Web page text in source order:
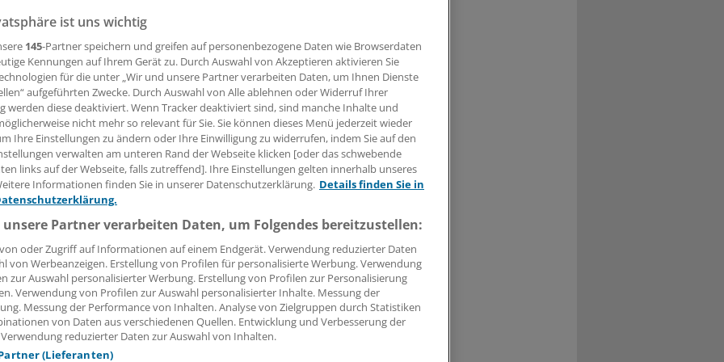
der Länderkammern haben für Berufsunfähigkeitsrenten
Bedingungen. Bei der Zahnärztekammer in Niedersachsen gilt: Die
muss dauerhaft sein.
Leserin, lieber Leser,
Beitrag können Sie lesen, sobald Sie sich eingeloggt haben.
Jetzt anmelden »
Kostenlos registrieren »
vergessen?
Problem beim Login?
ist mit wenigen Klicks erledigt und kostenlos.
des kostenlosen Login:
ist uns wichtig
145-Partner speichern und greifen auf personenbezogene Daten wie Browserdaten
Kennungen auf Ihrem Gerät zu. Durch Auswahl von Akzeptieren aktivieren Sie
für die unter „Wir und unsere Partner verarbeiten Daten, um Ihnen Dienste
aufgeführten Zwecke. Durch Auswahl von Alle ablehnen oder Widerruf Ihrer
werden diese deaktiviert. Wenn Tracker deaktiviert sind, sind manche Inhalte und
nicht mehr so relevant für Sie. Sie können dieses Menü jederzeit wieder
Ihre Einstellungen zu ändern oder Ihre Einwilligung zu widerrufen, indem Sie auf den
verwalten am unteren Rand der Webseite klicken [oder das schwebende
links auf der Webseite, falls zutreffend]. Ihre Einstellungen gelten innerhalb unseres
Informationen finden Sie in unserer Datenschutzerklärung. Details finden Sie in
Partner verarbeiten Daten, um Folgendes bereitzustellen:
oder Zugriff auf Informationen auf einem Endgerät. Verwendung reduzierter Daten
von Werbeanzeigen. Erstellung von Profilen für personalisierte Werbung. Verwendung
zur Auswahl personalisierter Werbung. Erstellung von Profilen zur Personalisierung
Verwendung von Profilen zur Auswahl personalisierter Inhalte. Messung der
Messung der Performance von Inhalten. Analyse von Zielgruppen durch Statistiken
von Daten aus verschiedenen Quellen. Entwicklung und Verbesserung der
reduzierter Daten zur Auswahl von Inhalten.
(Lieferanten)